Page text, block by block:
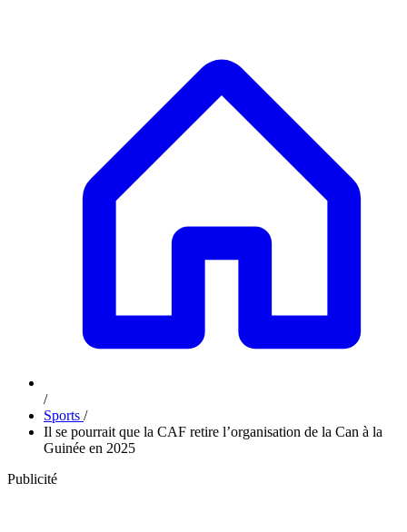
/
Sports /
Il se pourrait que la CAF retire l’organisation de la Can à la
Guinée en 2025
Publicité